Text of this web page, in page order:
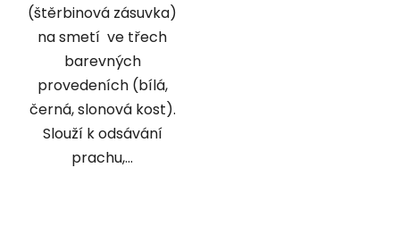
(štěrbinová zásuvka)
na smetí ve třech
barevných
provedeních (bílá,
černá, slonová kost).
Slouží k odsávání
prachu,...